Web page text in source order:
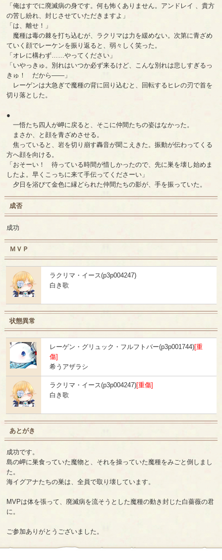
「俺はすでに廃滅病の身です。何も怖くありません。アンドレイ 、貴方
の苦し紛れ、封じさせていただきますよ」
「は、離せ！」
魔種は毒の棘を打ち込むが、ラクリマは力を緩めない。次第に青ざめ
ていく顔でレーケンを振り返ると、弱々しく笑った。
「オレに構わず……やってください」
「いやっきゅ。別れはいつか必ず来るけど、こんな別れは悲しすぎるっ
きゅ！ だから――」
レーゲンは大急ぎで魔種の背に回り込むと、回転するヒレの刃で首を
切り落とした。
●
一悟たち四人が岬に戻ると、そこに仲間たちの姿はなかった。
まさか、と顔を青ざめさせる。
焦っていると、岩を切り崩す轟音が聞こえきた。振動が伝わってくる
方へ顔を向ける。
「おそーい！ 待っている時間が惜しかったので、先に巣を壊し始めま
したよ。早くこっちに来て手伝ってくださーい」
夕日を浴びて金色に縁どられた仲間たちの影が、手を振っていた。
成否
成功
ＭＶＰ
ラクリマ・イース(p3p004247)
白き歌
状態異常
レーゲン・グリュック・フルフトバー(p3p001744)[重
傷]
希うアザラシ
ラクリマ・イース(p3p004247)[重傷]
白き歌
あとがき
成功です。
島の岬に巣食っていた魔物と、それを操っていた魔種をみごと倒しまし
た。
海イグアナたちの巣は、全員で取り壊しています。
MVPは体を張って、廃滅病を流そうとした魔種の動き封じた白薔薇の君
に。
ご参加ありがとうございました。